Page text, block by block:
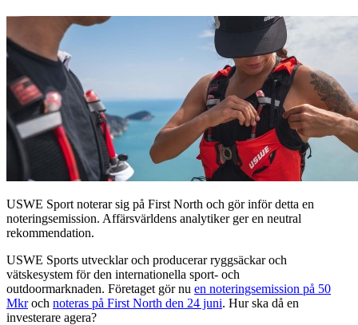
USWE Sport noterar sig på First North och gör inför detta en
noteringsemission. Affärsvärldens analytiker ger en neutral
rekommendation.
USWE Sports utvecklar och producerar ryggsäckar och
vätskesystem för den internationella sport- och
outdoormarknaden. Företaget gör nu en noteringsemission på 50
Mkroch noteras på First North den 24 juni. Hur ska då en
investerare agera?